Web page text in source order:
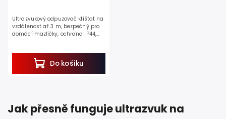
Do košíku
Ultrazvukový odpuzovač klíšťat na
vzdálenost až 3 m, bezpečný pro
domácí mazlíčky, ochrana IP44,
Jak přesně funguje ultrazvuk na